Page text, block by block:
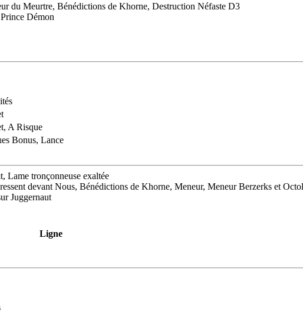
du Meurtre, Bénédictions de Khorne, Destruction Néfaste D3
Démon
A Risque
Bonus, Lance
Lame tronçonneuse exaltée
devant Nous, Bénédictions de Khorne, Meneur, Meneur Berzerks et
Juggernaut
Ligne